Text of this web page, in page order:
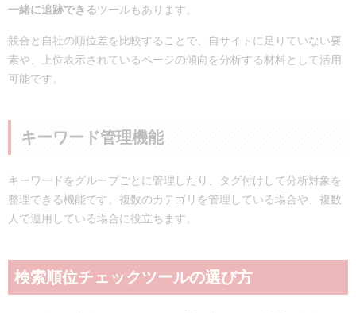
一緒に追跡できるツールもあります。
競合と自社の順位差を比較することで、自サイトに足りていない要
素や、上位表示されているページの傾向を分析する材料として活用
可能です。
キーワード管理機能
キーワードをグループごとに管理したり、タグ付けして分析対象を
整理できる機能です。複数のカテゴリを管理している場合や、複数
人で運用している場合に役立ちます。
検索順位チェックツールの選び方